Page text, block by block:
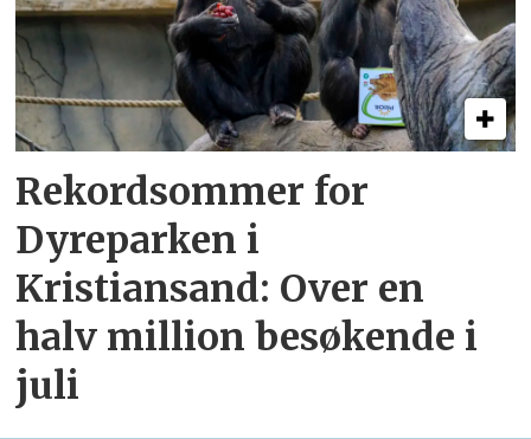
Rekordsommer for
Dyreparken i
Kristiansand: Over en
halv million besøkende i
juli